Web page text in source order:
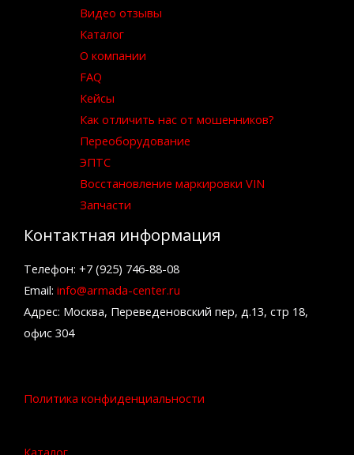
Видео отзывы
Каталог
О компании
FAQ
Кейсы
Как отличить нас от мошенников?
Переоборудование
ЭПТС
Восстановление маркировки VIN
Запчасти
Контактная информация
Телефон: +7 (925) 746-88-08
Email: info@armada-center.ru
Адрес: Москва, Переведеновский пер, д.13, стр 18,
офис 304
Политика конфиденциальности
Каталог